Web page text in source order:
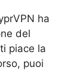
ha
del
piace la
puoi